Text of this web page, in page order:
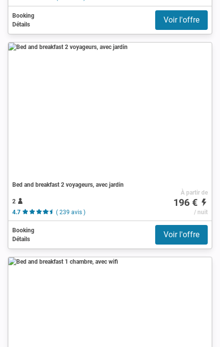
Booking
Détails
Voir l'offre
Bed and breakfast 2 voyageurs, avec jardin
2
4.7
( 239 avis )
À partir de
196 €
/ nuit
Booking
Détails
Voir l'offre